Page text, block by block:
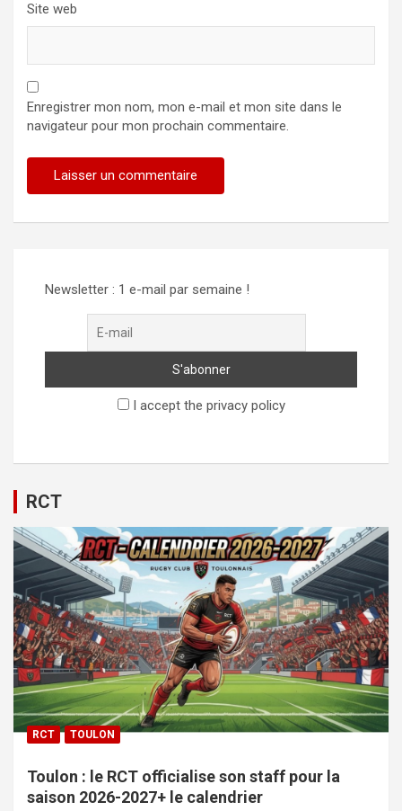
Site web
Enregistrer mon nom, mon e-mail et mon site dans le
navigateur pour mon prochain commentaire.
Newsletter : 1 e-mail par semaine !
I accept the privacy policy
RCT
RCT TOULON
Toulon : le RCT officialise son staff pour la
saison 2026-2027+ le calendrier